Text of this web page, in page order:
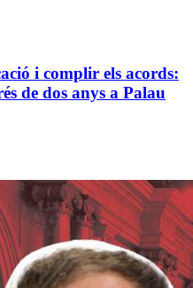
i complir els acords:
de dos anys a Palau